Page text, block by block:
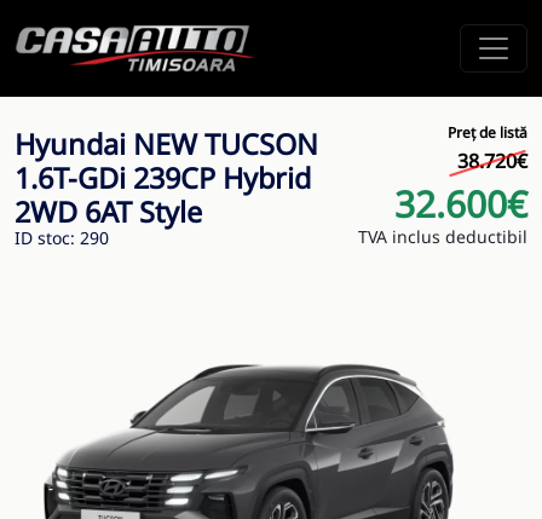
Hyundai NEW TUCSON
1.6T-GDi 239CP Hybrid
2WD 6AT Style
ID stoc: 290
Preț de listă
38.720€
32.600€
TVA inclus deductibil